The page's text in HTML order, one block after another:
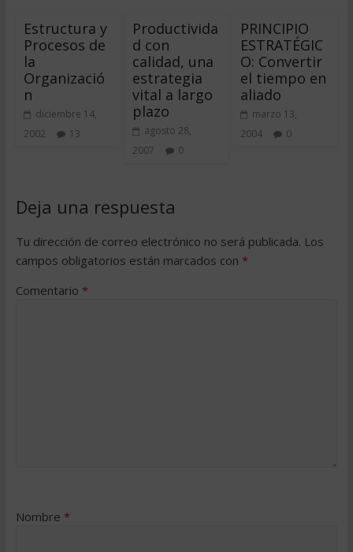
Estructura y
Procesos de
la
Organizació
n
diciembre 14,
2002
13
Productivida
d con
calidad, una
estrategia
vital a largo
plazo
agosto 28,
2007
0
PRINCIPIO
ESTRATÉGIC
O: Convertir
el tiempo en
aliado
marzo 13,
2004
0
Deja una respuesta
Tu dirección de correo electrónico no será publicada. Los
campos obligatorios están marcados con *
Comentario *
Nombre *